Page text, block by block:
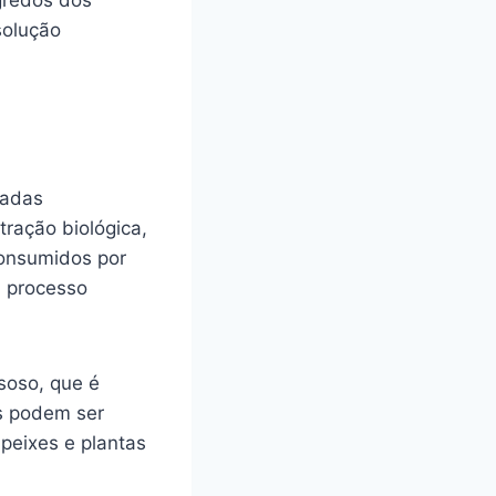
biológica,
por
processo
que é
podem ser
e plantas